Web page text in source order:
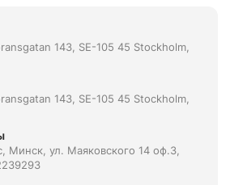
143, SE-105 45 Stockholm,
143, SE-105 45 Stockholm,
Минск, ул. Маяковского 14 оф.3,